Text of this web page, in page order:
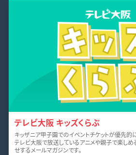
テレビ大阪 キッズくらぶ
キッザニア甲子園でのイベントチケットが優先的
テレビ大阪で放送しているアニメや親子で楽し
せするメールマガジンです。